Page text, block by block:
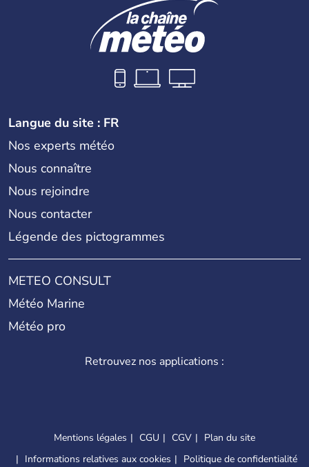
Langue du site : FR
Nos experts météo
Nous connaître
Nous rejoindre
Nous contacter
Légende des pictogrammes
METEO CONSULT
Météo Marine
Météo pro
Retrouvez nos applications :
Mentions légales CGU CGV
Plan du site
Informations relatives aux cookies
Politique de confidentialité